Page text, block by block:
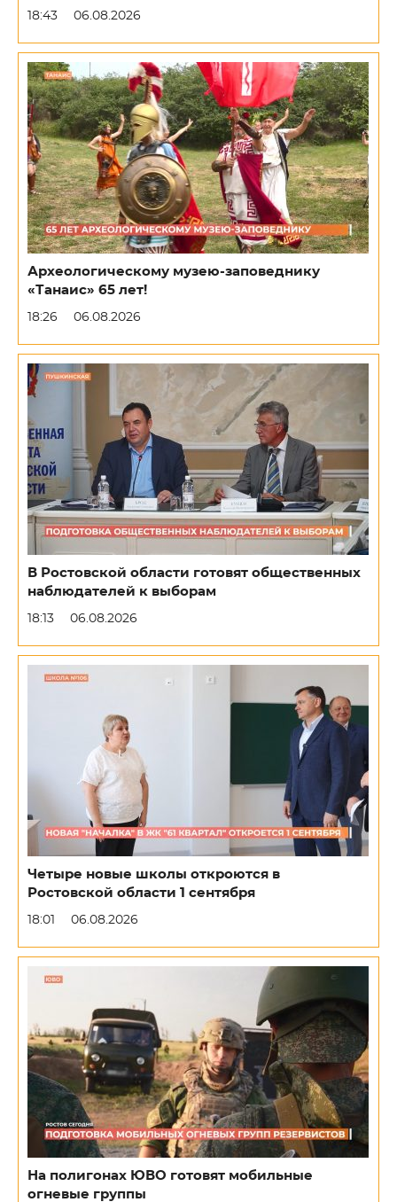
18:43 06.08.2026
Археологическому музею-заповеднику
«Танаис» 65 лет!
18:26 06.08.2026
В Ростовской области готовят общественных
наблюдателей к выборам
18:13 06.08.2026
Четыре новые школы откроются в
Ростовской области 1 сентября
18:01 06.08.2026
На полигонах ЮВО готовят мобильные
огневые группы